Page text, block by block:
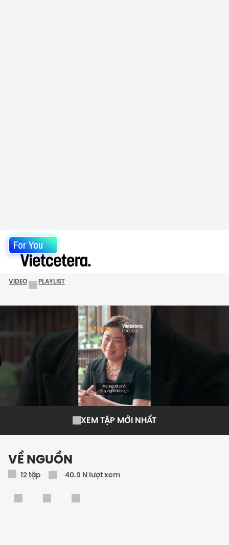
For You
VIDEO PLAYLIST
XEM TẬP MỚI NHẤT
VỀ NGUỒN
12tập 40.9 N lượt xem